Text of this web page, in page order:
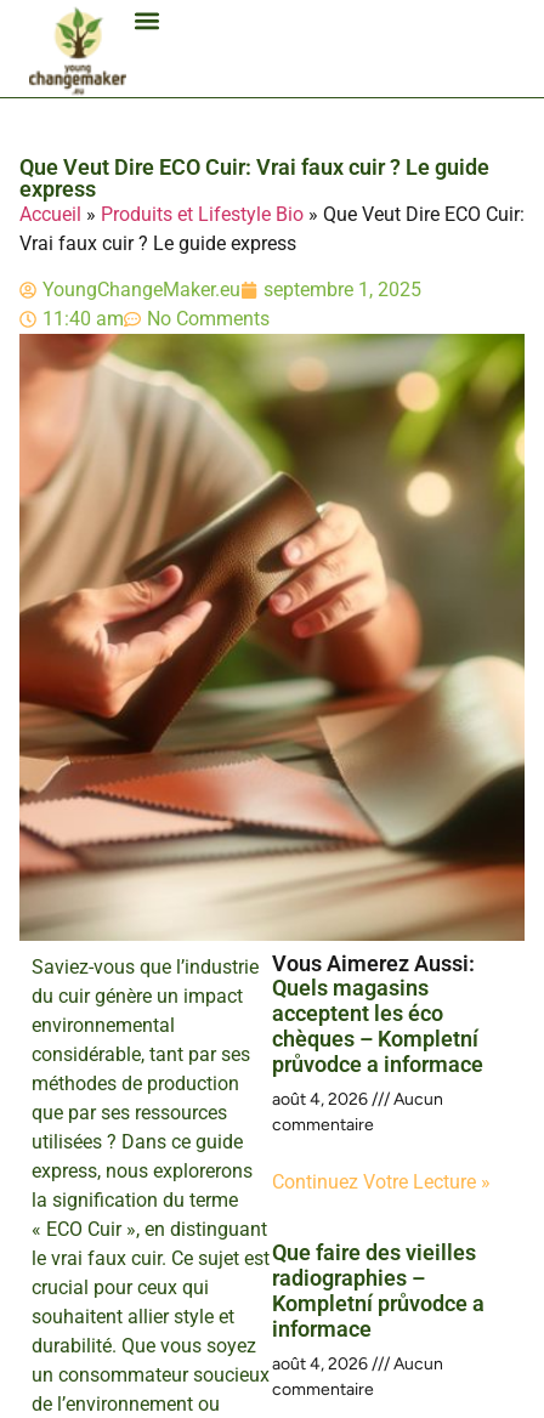
Que Veut Dire ECO Cuir: Vrai faux cuir ? Le guide
express
Accueil » Produits et Lifestyle Bio » Que Veut Dire ECO Cuir:
Vrai faux cuir ? Le guide express
YoungChangeMaker.eu
septembre 1, 2025
11:40 am
No Comments
Saviez-vous que l’industrie
du cuir génère un impact
environnemental
considérable, tant par ses
méthodes de production
que par ses ressources
utilisées ? Dans ce guide
express, nous explorerons
la signification du terme
« ECO Cuir », en distinguant
le vrai faux cuir. Ce sujet est
crucial pour ceux qui
souhaitent allier style et
durabilité. Que vous soyez
un consommateur soucieux
de l’environnement ou
Vous Aimerez Aussi :
Quels magasins
acceptent les éco
chèques – Kompletní
průvodce a informace
août 4, 2026
Aucun
commentaire
Continuez Votre Lecture »
Que faire des vieilles
radiographies –
Kompletní průvodce a
informace
août 4, 2026
Aucun
commentaire